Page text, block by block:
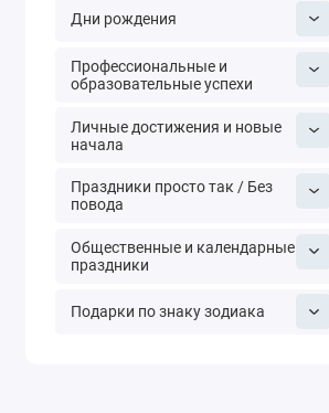
Дни рождения
Профессиональные и
образовательные успехи
Личные достижения и новые
начала
Праздники просто так / Без
повода
Общественные и календарные
праздники
Подарки по знаку зодиака